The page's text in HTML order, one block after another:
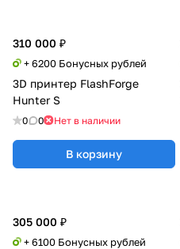
310 000 ₽
+ 6200 Бонусных рублей
3D принтер FlashForge
Hunter S
0 0 Нет в наличии
В корзину
305 000 ₽
+ 6100 Бонусных рублей